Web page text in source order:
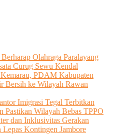
Olahraga Paralayang
Curug Sewu Kendal
PDAM Kabupaten
Bersih ke Wilayah Rawan
Imigrasi Tegal Terbitkan
Pastikan Wilayah Bebas TPPO
dan Inklusivitas Gerakan
Kontingen Jambore